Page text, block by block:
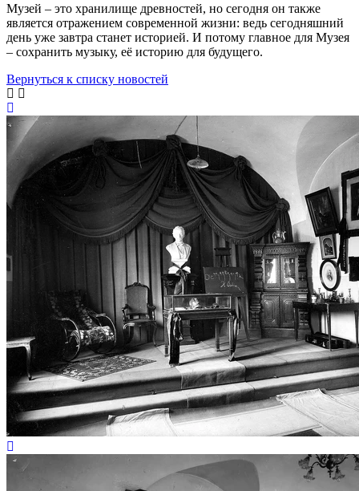
Музей – это хранилище древностей, но сегодня он также
является отражением современной жизни: ведь сегодняшний
день уже завтра станет историей. И потому главное для Музея
– сохранить музыку, её историю для будущего.
Вернуться к списку новостей